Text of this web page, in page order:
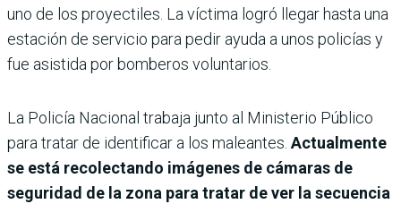
uno de los proyectiles. La víctima logró llegar hasta una
estación de servicio para pedir ayuda a unos policías y
fue asistida por bomberos voluntarios.
La Policía Nacional trabaja junto al Ministerio Público
para tratar de identificar a los maleantes. Actualmente
se está recolectando imágenes de cámaras de
seguridad de la zona para tratar de ver la secuencia